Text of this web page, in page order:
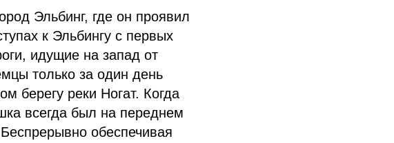
Эльбинг, где он проявил
к Эльбингу с первых
идущие на запад от
только за один день
берегу реки Ногат. Когда
всегда был на переднем
обеспечивая